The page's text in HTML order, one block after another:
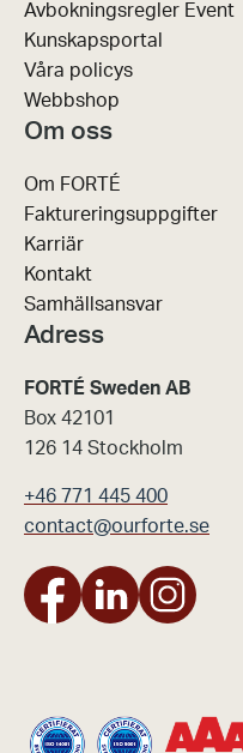
Avbokningsregler Event
Kunskapsportal
Våra policys
Webbshop
Om oss
Om FORTÉ
Faktureringsuppgifter
Karriär
Kontakt
Samhällsansvar
Adress
FORTÉ Sweden AB
Box 42101
126 14 Stockholm
+46 771 445 400
contact@ourforte.se